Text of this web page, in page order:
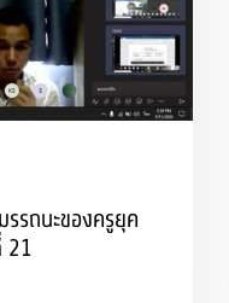
รรถนะ​ของครูยุค
21